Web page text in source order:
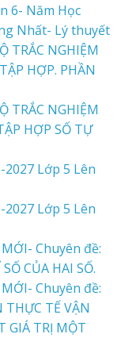
6- Năm Học
Nhất- Lý thuyết
TRẮC NGHIỆM
HỢP. PHẦN
TRẮC NGHIỆM
HỢP SỐ TỰ
Lớp 5 Lên
Lớp 5 Lên
Chuyên đề:
CỦA HAI SỐ.
Chuyên đề:
THỰC TẾ VẬN
GIÁ TRỊ MỘT